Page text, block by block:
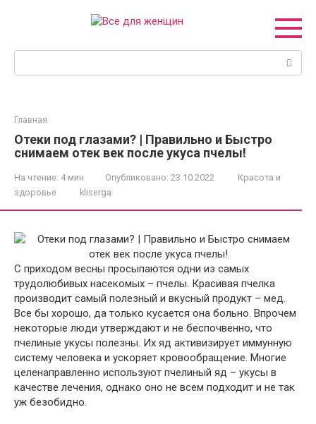
Главная
Отеки под глазами? | Правильно и Быстро
снимаем отек век после укуса пчелы!
На чтение: 4 мин Опубликовано: 23.10.2022
Красота и
здоровье
kliserga
С приходом весны просыпаются одни из самых
трудолюбивых насекомых – пчелы. Красивая пчелка
производит самый полезный и вкусный продукт – мед.
Все бы хорошо, да только кусается она больно. Впрочем
некоторые люди утверждают и не беспочвенно, что
пчелиные укусы полезны. Их яд активизирует иммунную
систему человека и ускоряет кровообращение. Многие
целенаправленно используют пчелиный яд – укусы в
качестве лечения, однако оно не всем подходит и не так
уж безобидно.